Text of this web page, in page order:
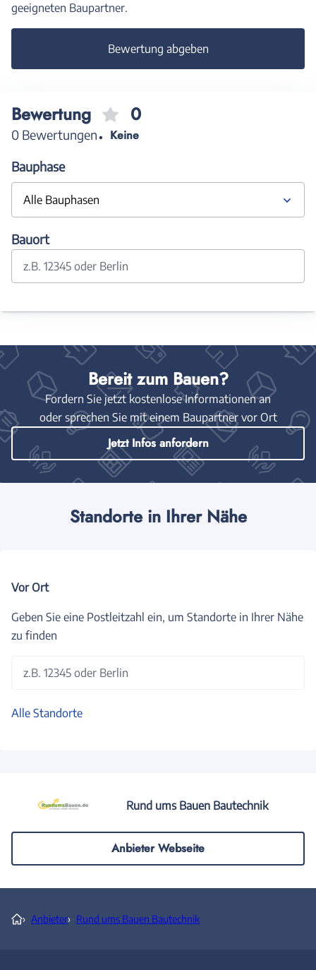
geeigneten Baupartner.
Bewertung abgeben
Bewertung 0
0 Bewertungen
Keine
Bauphase
Alle Bauphasen
Bauort
z.B. 12345 oder Berlin
Bereit zum Bauen?
Fordern Sie jetzt kostenlose Informationen an
oder sprechen Sie mit einem Baupartner vor Ort
Jetzt Infos anfordern
Standorte in Ihrer Nähe
Vor Ort
Geben Sie eine Postleitzahl ein, um Standorte in Ihrer Nähe
zu finden
z.B. 12345 oder Berlin
Alle Standorte
Rund ums Bauen Bautechnik
Anbieter Webseite
› Anbieter› Rund ums Bauen Bautechnik